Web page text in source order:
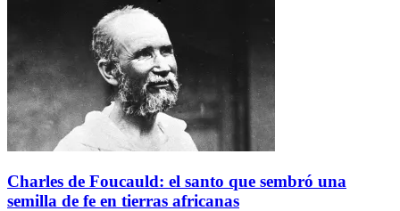
Charles de Foucauld: el santo que sembró una
semilla de fe en tierras africanas